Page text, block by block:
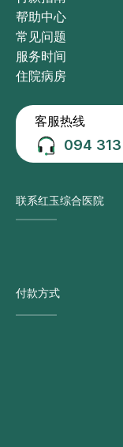
付款指南
帮助中心
常见问题
服务时间
住院病房
客服热线